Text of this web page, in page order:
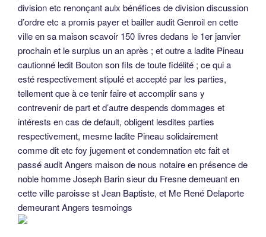
division etc renonçant aulx bénéfices de division discussion
d’ordre etc a promis payer et bailler audit Genroil en cette
ville en sa maison scavoir 150 livres dedans le 1er janvier
prochain et le surplus un an après ; et outre a ladite Pineau
cautionné ledit Bouton son fils de toute fidélité ; ce qui a
esté respectivement stipulé et accepté par les parties,
tellement que à ce tenir faire et accomplir sans y
contrevenir de part et d’autre despends dommages et
intérests en cas de default, obligent lesdites parties
respectivement, mesme ladite Pineau solidairement
comme dit etc foy jugement et condemnation etc fait et
passé audit Angers maison de nous notaire en présence de
noble homme Joseph Barin sieur du Fresne demeuant en
cette ville paroisse st Jean Baptiste, et Me René Delaporte
demeurant Angers tesmoings